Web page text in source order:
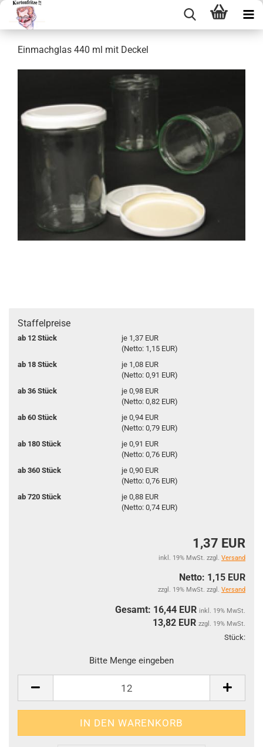
Ein­mach­glas 440 ml mit De­ckel
Staffelpreise
ab 12 Stück
je 1,37 EUR
(Netto: 1,15 EUR)
ab 18 Stück
je 1,08 EUR
(Netto: 0,91 EUR)
ab 36 Stück
je 0,98 EUR
(Netto: 0,82 EUR)
ab 60 Stück
je 0,94 EUR
(Netto: 0,79 EUR)
ab 180 Stück
je 0,91 EUR
(Netto: 0,76 EUR)
ab 360 Stück
je 0,90 EUR
(Netto: 0,76 EUR)
ab 720 Stück
je 0,88 EUR
(Netto: 0,74 EUR)
1,37 EUR
inkl. 19% MwSt. zzgl. Versand
Netto: 1,15 EUR
zzgl. 19% MwSt. zzgl. Versand
Gesamt: 16,44 EUR inkl. 19% MwSt.
13,82 EUR zzgl. 19% MwSt.
Stück:
Bitte Menge eingeben